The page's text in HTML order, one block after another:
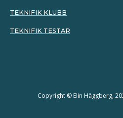
TEKNIFIK KLUBB
TEKNIFIK TESTAR
Copyright © Elin Häggberg,